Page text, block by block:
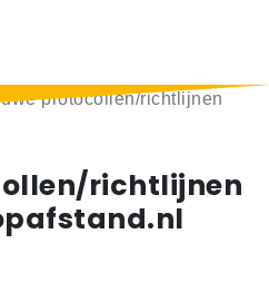
protocollen/richtlijnen
richtlijnen